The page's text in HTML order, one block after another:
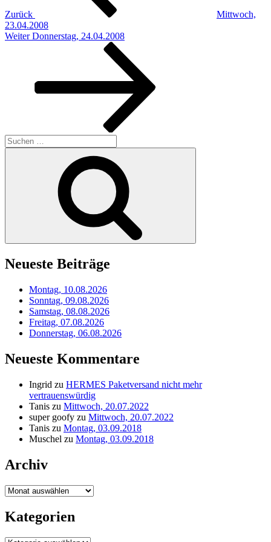
Zurück
Mittwoch,
23.04.2008
Nächster
Weiter Donnerstag, 24.04.2008
Suchen
nach:
Neueste Beiträge
Montag, 10.08.2026
Sonntag, 09.08.2026
Samstag, 08.08.2026
Freitag, 07.08.2026
Donnerstag, 06.08.2026
Neueste Kommentare
Ingrid zu HERMES Paketversand nicht mehr
vertrauenswürdig
Tanis zu Mittwoch, 20.07.2022
super goofy zu Mittwoch, 20.07.2022
Tanis zu Montag, 03.09.2018
Muschel zu Montag, 03.09.2018
Archiv
Archiv
Kategorien